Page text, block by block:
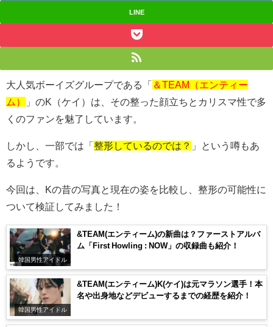
LINE
大人気ボーイズグループである「 ＆TEAM（エンティー
ム）
」のK（ケイ）は、その整った顔立ちとカリスマ性で多
くのファンを魅了しています。
しかし、一部では「 整形しているのでは？
」という噂もあ
るようです。
今回は、Kの昔の写真と現在の姿を比較し、整形の可能性に
ついて検証してみました！
韓国男性アイドル
&TEAM(エンティーム)の新曲は？ファーストアルバ
ム「First Howling : NOW」の収録曲も紹介！
韓国男性アイドル
&TEAM(エンティーム)K(ケイ)は元マラソン選手！本
名や出身地などデビューするまでの経歴を紹介！